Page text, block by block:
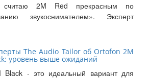
2M Red прекрасным по
звукоснимателем». Эксперт
The Audio Tailor об Ortofon 2M
уровень выше ожиданий
Black - это идеальный вариант для